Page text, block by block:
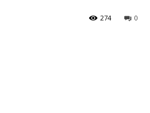
0
274